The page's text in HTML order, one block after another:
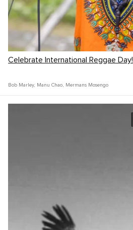
Celebrate International Reggae Day!
Bob Marley, Manu Chao, Mermans Mosengo